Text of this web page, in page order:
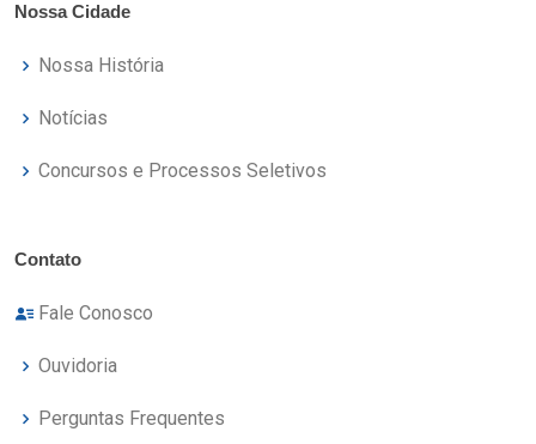
Nossa Cidade
Nossa História
Notícias
Concursos e Processos Seletivos
Contato
Fale Conosco
Ouvidoria
Perguntas Frequentes